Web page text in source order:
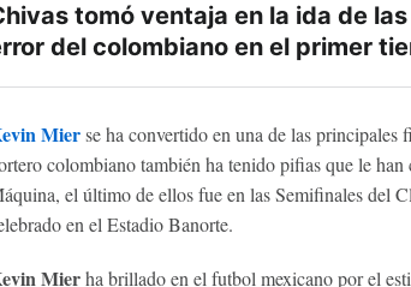
tomó ventaja en la ida de
del colombiano en el primer
Mierse ha convertido en una de las principales
colombiano también ha tenido pifias que le
el último de ellos fue en las Semifinales del
en el Estadio Banorte.
Mierha brillado en el futbol mexicano por el